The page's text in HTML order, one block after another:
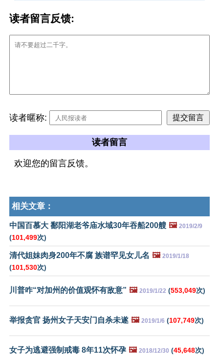
读者留言反馈:
读者暱称:
读者留言
欢迎您的留言反馈。
相关文章：
中国百慕大 鄱阳湖老爷庙水域30年吞船200艘 🖼️ 2019/2/9
(101,499次)
清代姐妹肉身200年不腐 族谱罕见女儿名 🖼️ 2019/1/18
(101,530次)
川普咋“对加州的价值观怀有敌意” 🖼️ 2019/1/22 (553,049次)
举报贪官 扬州女子天安门自杀未遂 🖼️ 2019/1/6 (107,749次)
女子为逃避强制戒毒 8年11次怀孕 🖼️ 2018/12/30 (45,648次)